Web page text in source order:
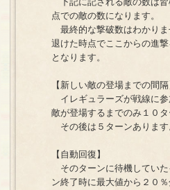
点での敵の数になります。
最終的な撃破数はわかり
退けた時点でここからの進
となります。
【新しい敵の登場までの間隔
イレギュラーズが戦線に
敵が登場するまでのみ１０タ
その後は５ターンあります
【自動回復】
そのターンに待機してい
ン終了時に最大値から２０